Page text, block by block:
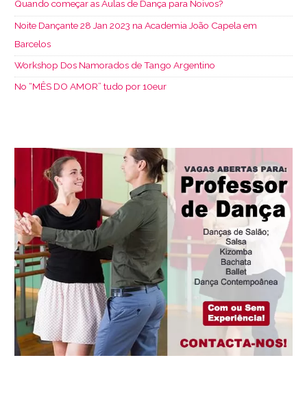
Quando começar as Aulas de Dança para Noivos?
Noite Dançante 28 Jan 2023 na Academia João Capela em
Barcelos
Workshop Dos Namorados de Tango Argentino
No “MÊS DO AMOR” tudo por 10eur